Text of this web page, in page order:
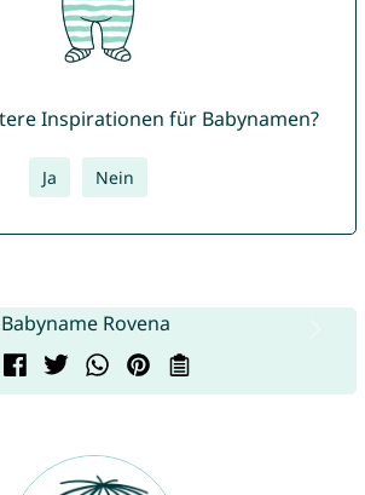
Inspirationen für Babynamen?
Ja Nein